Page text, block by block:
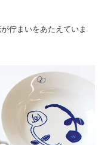
佇まいをあたえていま